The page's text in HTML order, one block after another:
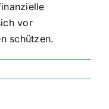
vor
schützen.